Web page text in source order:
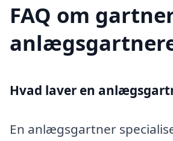
FAQ om
Hvad laver en
En anlægsgartner